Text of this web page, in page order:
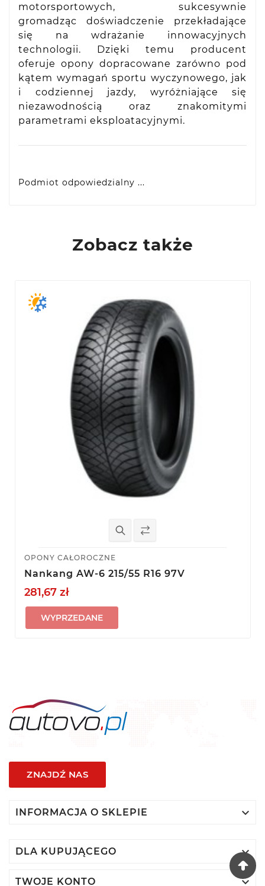
motorsportowych, sukcesywnie
gromadząc doświadczenie przekładające
się na wdrażanie innowacyjnych
technologii. Dzięki temu producent
oferuje opony dopracowane zarówno pod
kątem wymagań sportu wyczynowego, jak
i codziennej jazdy, wyróżniające się
niezawodnością oraz znakomitymi
parametrami eksploatacyjnymi.
Podmiot odpowiedzialny ...
Zobacz także
OPONY CAŁOROCZNE
Nankang AW-6 215/55 R16 97V
281,67 zł
WYPRZEDANE
ZNAJDŹ NAS
INFORMACJA O SKLEPIE 
DLA KUPUJĄCEGO 
TWOJE KONTO 